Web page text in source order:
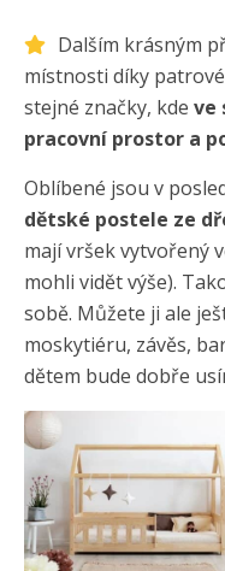
Dalším krásným
místnosti díky
stejné značky, kde ve
pracovní prostor a
Oblíbené jsou v
dětské postele ze
mají vršek vytvořený
mohli vidět výše).
sobě. Můžete ji ale
moskytiéru, závěs,
dětem bude dobře